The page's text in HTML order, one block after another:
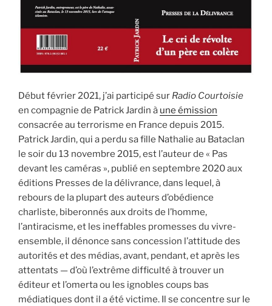
Début février 2021, j’ai participé sur Radio Courtoisie
en compagnie de Patrick Jardin à une émission
consacrée au terrorisme en France depuis 2015.
Patrick Jardin, qui a perdu sa fille Nathalie au Bataclan
le soir du 13 novembre 2015, est l’auteur de « Pas
devant les caméras », publié en septembre 2020 aux
éditions Presses de la délivrance, dans lequel, à
rebours de la plupart des auteurs d’obédience
charliste, biberonnés aux droits de l’homme,
l’antiracisme, et les ineffables promesses du vivre-
ensemble, il dénonce sans concession l’attitude des
autorités et des médias, avant, pendant, et après les
attentats — d’où l’extrême difficulté à trouver un
éditeur et l’omerta ou les ignobles coups bas
médiatiques dont il a été victime. Il se concentre sur le